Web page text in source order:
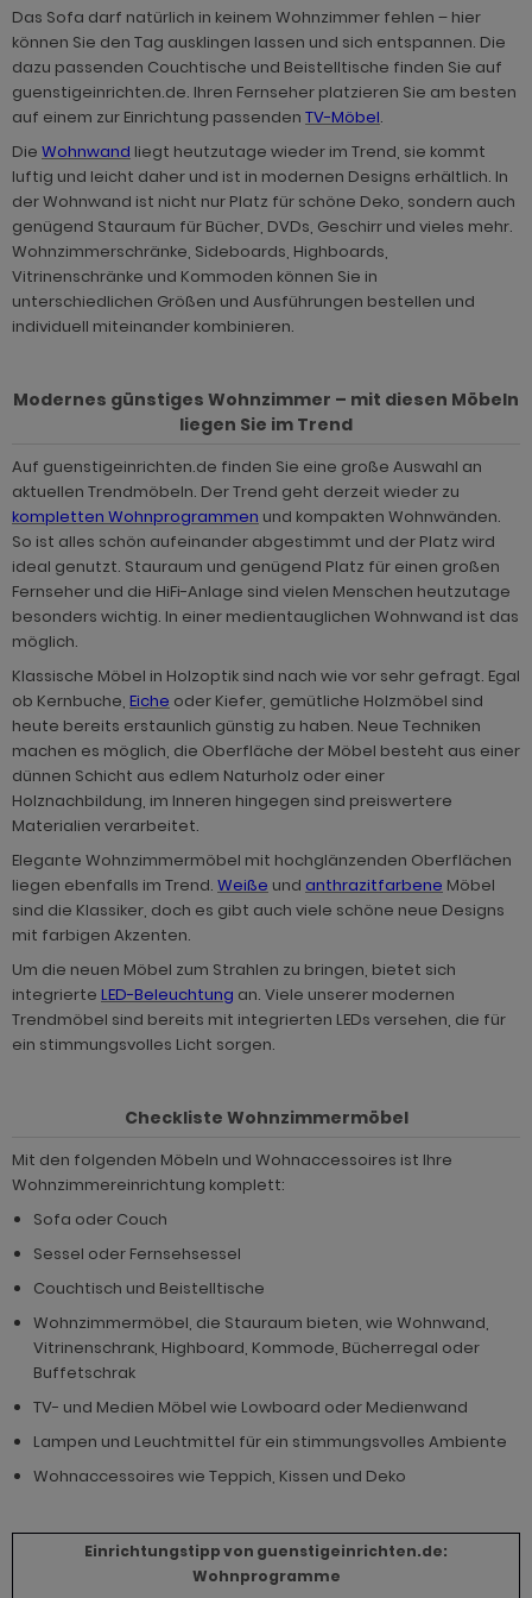
Das Sofa darf natürlich in keinem Wohnzimmer fehlen – hier
können Sie den Tag ausklingen lassen und sich entspannen. Die
dazu passenden Couchtische und Beistelltische finden Sie auf
guenstigeinrichten.de. Ihren Fernseher platzieren Sie am besten
auf einem zur Einrichtung passenden TV-Möbel.
Die Wohnwand liegt heutzutage wieder im Trend, sie kommt
luftig und leicht daher und ist in modernen Designs erhältlich. In
der Wohnwand ist nicht nur Platz für schöne Deko, sondern auch
genügend Stauraum für Bücher, DVDs, Geschirr und vieles mehr.
Wohnzimmerschränke, Sideboards, Highboards,
Vitrinenschränke und Kommoden können Sie in
unterschiedlichen Größen und Ausführungen bestellen und
individuell miteinander kombinieren.
Modernes günstiges Wohnzimmer – mit diesen Möbeln
liegen Sie im Trend
Auf guenstigeinrichten.de finden Sie eine große Auswahl an
aktuellen Trendmöbeln. Der Trend geht derzeit wieder zu
kompletten Wohnprogrammen und kompakten Wohnwänden.
So ist alles schön aufeinander abgestimmt und der Platz wird
ideal genutzt. Stauraum und genügend Platz für einen großen
Fernseher und die HiFi-Anlage sind vielen Menschen heutzutage
besonders wichtig. In einer medientauglichen Wohnwand ist das
möglich.
Klassische Möbel in Holzoptik sind nach wie vor sehr gefragt. Egal
ob Kernbuche, Eiche oder Kiefer, gemütliche Holzmöbel sind
heute bereits erstaunlich günstig zu haben. Neue Techniken
machen es möglich, die Oberfläche der Möbel besteht aus einer
dünnen Schicht aus edlem Naturholz oder einer
Holznachbildung, im Inneren hingegen sind preiswertere
Materialien verarbeitet.
Elegante Wohnzimmermöbel mit hochglänzenden Oberflächen
liegen ebenfalls im Trend. Weiße und anthrazitfarbene Möbel
sind die Klassiker, doch es gibt auch viele schöne neue Designs
mit farbigen Akzenten.
Um die neuen Möbel zum Strahlen zu bringen, bietet sich
integrierte LED-Beleuchtung an. Viele unserer modernen
Trendmöbel sind bereits mit integrierten LEDs versehen, die für
ein stimmungsvolles Licht sorgen.
Checkliste Wohnzimmermöbel
Mit den folgenden Möbeln und Wohnaccessoires ist Ihre
Wohnzimmereinrichtung komplett:
Sofa oder Couch
Sessel oder Fernsehsessel
Couchtisch und Beistelltische
Wohnzimmermöbel, die Stauraum bieten, wie Wohnwand,
Vitrinenschrank, Highboard, Kommode, Bücherregal oder
Buffetschrak
TV- und Medien Möbel wie Lowboard oder Medienwand
Lampen und Leuchtmittel für ein stimmungsvolles Ambiente
Wohnaccessoires wie Teppich, Kissen und Deko
Einrichtungstipp von guenstigeinrichten.de:
Wohnprogramme
Madem
Malta
Meadow
Merced weiß
Merced weiß-Eiche
Miami
Milla
Montez
Morgan
Niran
Nobile
Norwich
Onawa grau
Onawa grün
Onawa weiß
Option Jackson Eiche
Option Kaschmir
Piano
Ribera
Rideau
Rivian
Scandik
Sentra
Seyne
Starlet
Stove weiß Pinie
Timber
Sopela
Stove Old Style hell
Stove weiß Pinie
Telly
Tomaso
Torsby grau
Torsby weiß
Malta
Matsdal
Meadow
Merced weiß
Merced weiß-Eiche
Milla
Mirano
Montez
Netanja
Niran
Nobile
Norris
Norwich
Ocean
Palamos
Paterno
Piano
Positano
Prime
Ribera
Rideau
Romina
Ronin Eiche
Ronin Esche
Ronson
Rovola
Rubin weiß
Scandik
Seyne
Stove Old Style hell